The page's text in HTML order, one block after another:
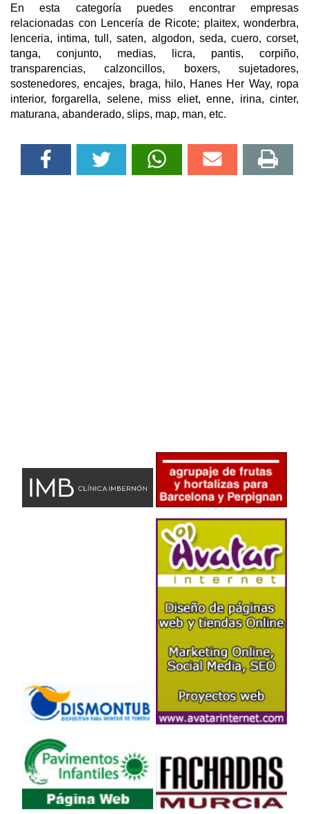
En esta categoría puedes encontrar empresas
relacionadas con Lencería de Ricote; plaitex, wonderbra,
lenceria, intima, tull, saten, algodon, seda, cuero, corset,
tanga, conjunto, medias, licra, pantis, corpiño,
transparencias, calzoncillos, boxers, sujetadores,
sostenedores, encajes, braga, hilo, Hanes Her Way, ropa
interior, forgarella, selene, miss eliet, enne, irina, cinter,
maturana, abanderado, slips, map, man, etc.